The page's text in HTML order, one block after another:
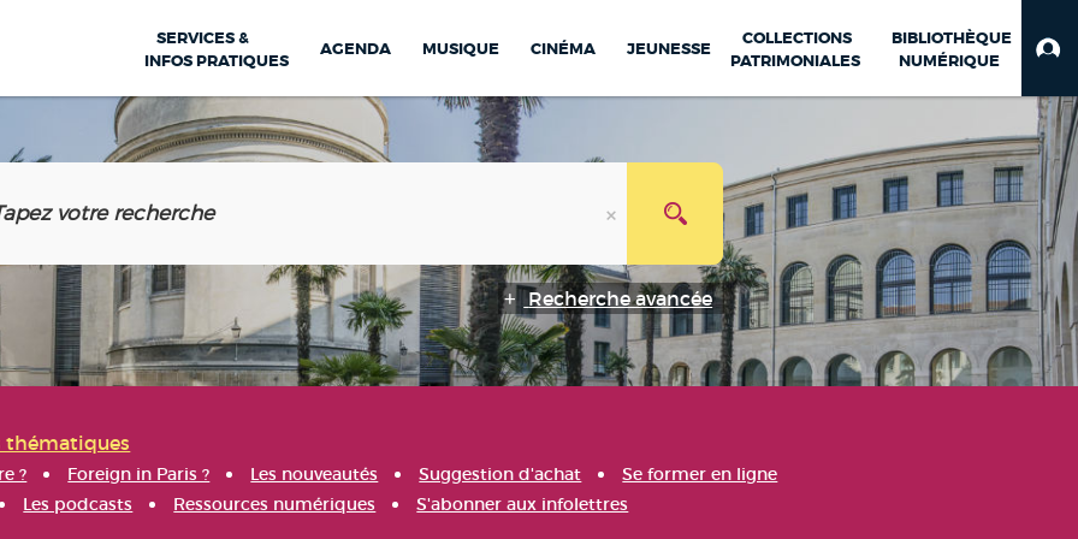
SERVICES &
INFOS PRATIQUES
AGENDA MUSIQUE CINÉMA JEUNESSE
COLLECTIONS
PATRIMONIALES
BIBLIOTHÈQUE
NUMÉRIQUE
Recherche avancée
thématiques
? Foreign in Paris ? Les nouveautés Suggestion d'achat
Se former en ligne
Les podcasts Ressources numériques S'abonner aux infolettres